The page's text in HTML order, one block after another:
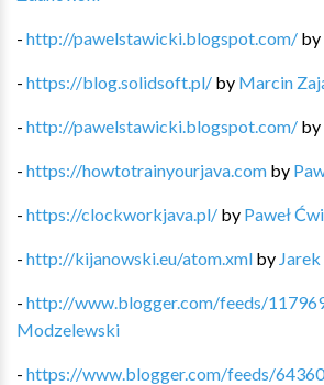
- http://pawelstawicki.blogspot.com/ by
- https://blog.solidsoft.pl/ by Marcin
- http://pawelstawicki.blogspot.com/ by
- https://howtotrainyourjava.com by
- https://clockworkjava.pl/ by Paweł
- http://kijanowski.eu/atom.xml by
- http://www.blogger.com/feeds/
Modzelewski
- https://www.blogger.com/feeds/